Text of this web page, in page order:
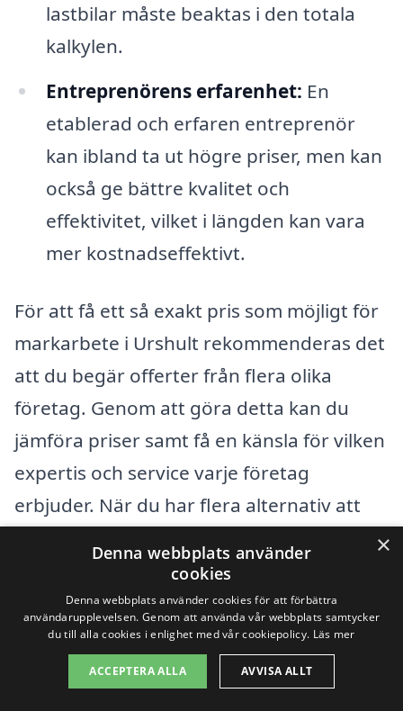
lastbilar måste beaktas i den totala
kalkylen.
Entreprenörens erfarenhet: En
etablerad och erfaren entreprenör
kan ibland ta ut högre priser, men kan
också ge bättre kvalitet och
effektivitet, vilket i längden kan vara
mer kostnadseffektivt.
För att få ett så exakt pris som möjligt för
markarbete i Urshult rekommenderas det
att du begär offerter från flera olika
företag. Genom att göra detta kan du
jämföra priser samt få en känsla för vilken
expertis och service varje företag
erbjuder. När du har flera alternativ att
beslut som passar din budget och dina
behov. Markarbete är en viktig del av
både små och stora projekt, så det lönar
sig att ta sig tid att välja rätt entreprenör.
×
Denna webbplats använder
cookies
Denna webbplats använder cookies för att förbättra
användarupplevelsen. Genom att använda vår webbplats samtycker
du till alla cookies i enlighet med vår cookiepolicy. Läs mer
ACCEPTERA ALLA AVVISA ALLT